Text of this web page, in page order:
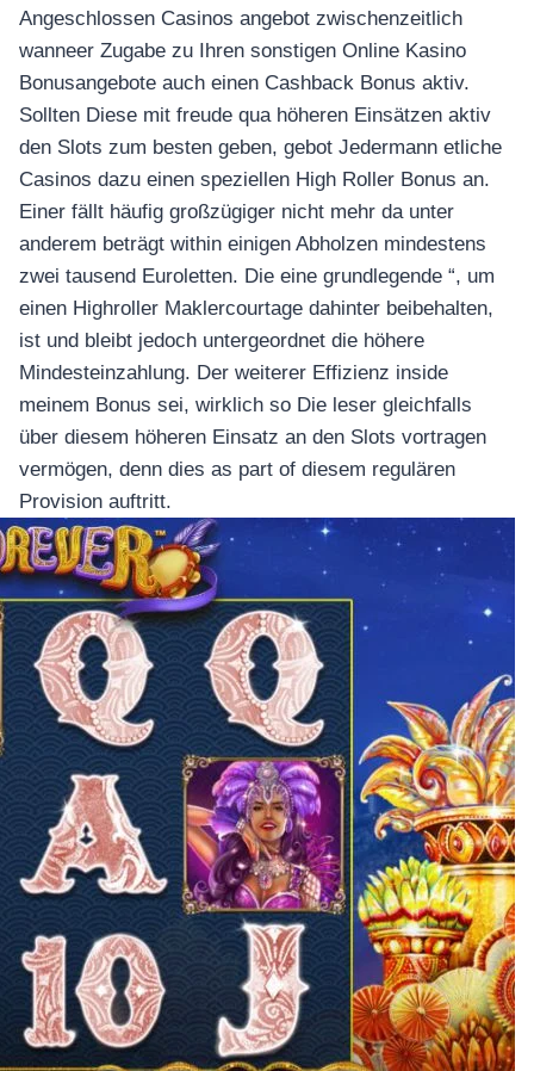
Angeschlossen Casinos angebot zwischenzeitlich
wanneer Zugabe zu Ihren sonstigen Online Kasino
Bonusangebote auch einen Cashback Bonus aktiv.
Sollten Diese mit freude qua höheren Einsätzen aktiv
den Slots zum besten geben, gebot Jedermann etliche
Casinos dazu einen speziellen High Roller Bonus an.
Einer fällt häufig großzügiger nicht mehr da unter
anderem beträgt within einigen Abholzen mindestens
zwei tausend Euroletten. Die eine grundlegende “, um
einen Highroller Maklercourtage dahinter beibehalten,
ist und bleibt jedoch untergeordnet die höhere
Mindesteinzahlung. Der weiterer Effizienz inside
meinem Bonus sei, wirklich so Die leser gleichfalls
über diesem höheren Einsatz an den Slots vortragen
vermögen, denn dies as part of diesem regulären
Provision auftritt.